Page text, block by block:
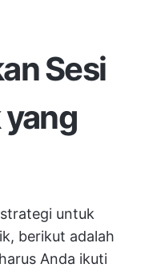
Sesi
yang
untuk
berikut adalah
Anda ikuti